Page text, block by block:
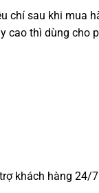
chí sau khi mua
cao thì dùng cho
khách hàng 24/7